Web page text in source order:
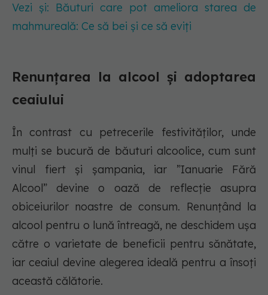
Vezi și: Băuturi care pot ameliora starea de
mahmureală: Ce să bei și ce să eviți
Renunțarea la alcool și adoptarea
ceaiului
În contrast cu petrecerile festivităților, unde
mulți se bucură de băuturi alcoolice, cum sunt
vinul fiert și șampania, iar ”Ianuarie Fără
Alcool” devine o oază de reflecție asupra
obiceiurilor noastre de consum. Renunțând la
alcool pentru o lună întreagă, ne deschidem ușa
către o varietate de beneficii pentru sănătate,
iar ceaiul devine alegerea ideală pentru a însoți
această călătorie.